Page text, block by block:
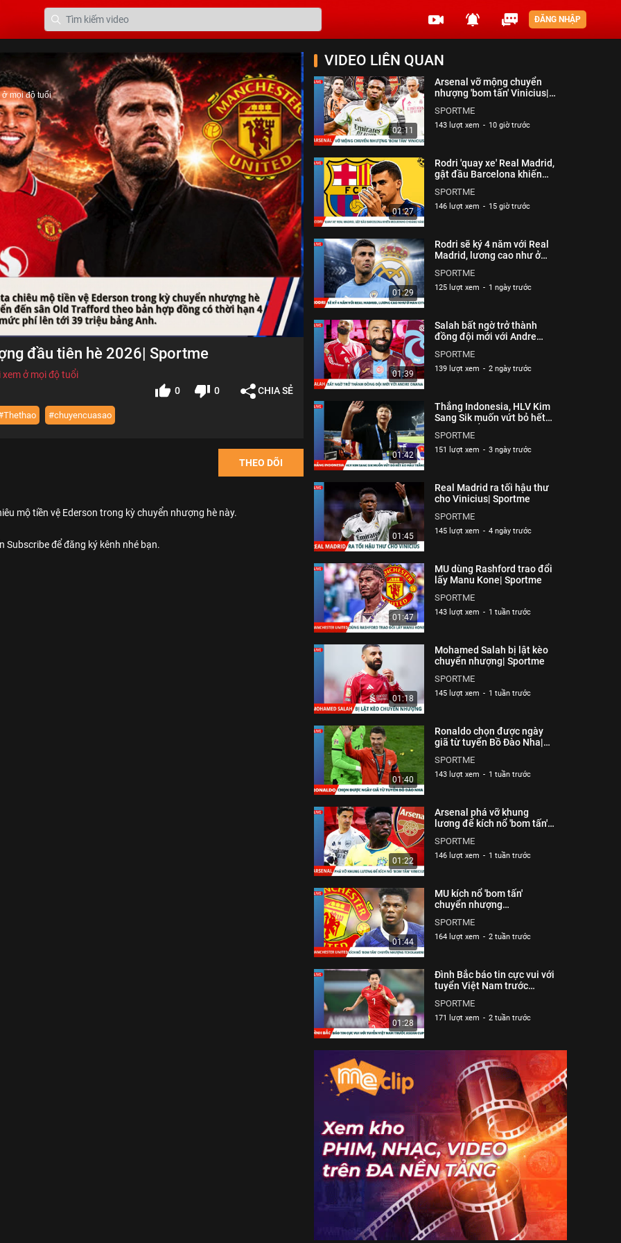
ĐĂNG NHẬP
mọi độ tuổi
đầu tiên hè 2026| Sportme
ở mọi độ tuổi
0 0 CHIA SẺ
#chuyencuasao
THEO DÕI
mộ tiền vệ Ederson trong kỳ chuyển nhượng hè này.
để đăng ký kênh nhé bạn.
tin tức, hậu trường, chuyển nhượng, bí mật về các ngôi sao thể thao
Nguồn thông tin được lấy từ những trang báo chính thống và
VIDEO LIÊN QUAN
02:11
Arsenal vỡ mộng chuyển
nhượng 'bom tấn' Vinicius|
SPORTME
143 lượt xem - 10 giờ trước
01:27
Rodri 'quay xe' Real Madrid,
gật đầu Barcelona khiến
Sportme
SPORTME
146 lượt xem - 15 giờ trước
01:29
Rodri sẽ ký 4 năm với Real
Madrid, lương cao như ở
SPORTME
125 lượt xem - 1 ngày trước
01:39
Salah bất ngờ trở thành
đồng đội mới với Andre
SPORTME
139 lượt xem - 2 ngày trước
01:42
Thắng Indonesia, HLV Kim
Sang Sik muốn vứt bỏ hết
SPORTME
151 lượt xem - 3 ngày trước
01:45
Real Madrid ra tối hậu thư
cho Vinicius| Sportme
SPORTME
145 lượt xem - 4 ngày trước
01:47
MU dùng Rashford trao đổi
lấy Manu Kone| Sportme
SPORTME
143 lượt xem - 1 tuần trước
01:18
Mohamed Salah bị lật kèo
chuyển nhượng| Sportme
SPORTME
145 lượt xem - 1 tuần trước
01:40
Ronaldo chọn được ngày
giã từ tuyển Bồ Đào Nha|
SPORTME
143 lượt xem - 1 tuần trước
01:22
Arsenal phá vỡ khung
lương để kích nổ 'bom tấn'
SPORTME
146 lượt xem - 1 tuần trước
01:44
MU kích nổ 'bom tấn'
chuyển nhượng
SPORTME
164 lượt xem - 2 tuần trước
01:28
Đình Bắc báo tin cực vui với
tuyển Việt Nam trước
SPORTME
171 lượt xem - 2 tuần trước